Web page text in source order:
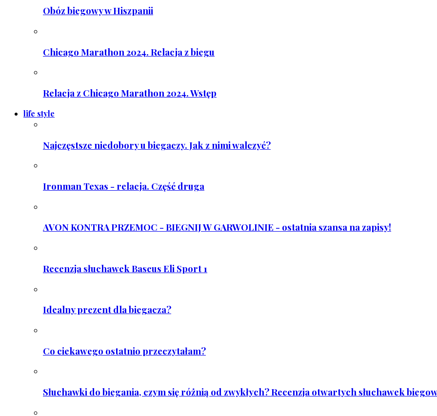
Obóz biegowy w Hiszpanii
Chicago Marathon 2024. Relacja z biegu
Relacja z Chicago Marathon 2024. Wstęp
life style
Najczęstsze niedobory u biegaczy. Jak z nimi walczyć?
Ironman Texas - relacja. Część druga
AVON KONTRA PRZEMOC - BIEGNIJ W GARWOLINIE - ostatnia szansa na zapisy!
Recenzja słuchawek Baseus Eli Sport 1
Idealny prezent dla biegacza?
Co ciekawego ostatnio przeczytałam?
Słuchawki do biegania, czym się różnią od zwykłych? Recenzja otwartych słuchawek